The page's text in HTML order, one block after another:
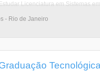
Estudar Licenciatura em Sistemas
- Rio de Janeiro